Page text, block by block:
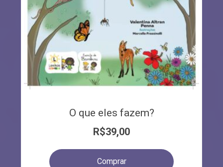
O que eles fazem?
R$39,00
Comprar